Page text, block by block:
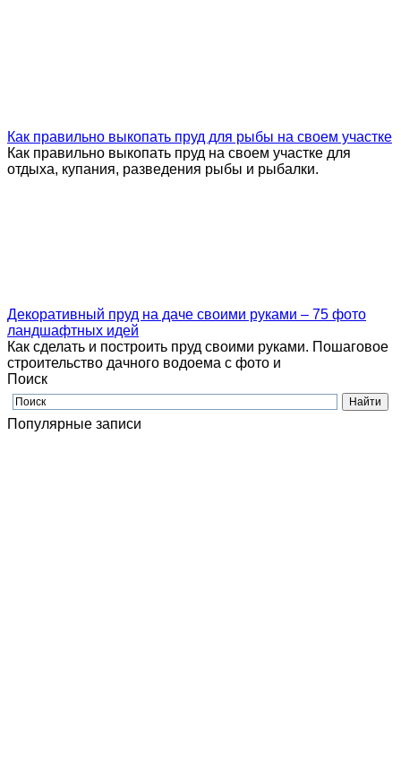
Как правильно выкопать пруд для рыбы на своем участке
Как правильно выкопать пруд на своем участке для
отдыха, купания, разведения рыбы и рыбалки.
Декоративный пруд на даче своими руками – 75 фото
ландшафтных идей
Как сделать и построить пруд своими руками. Пошаговое
строительство дачного водоема с фото и
Поиск
Популярные записи